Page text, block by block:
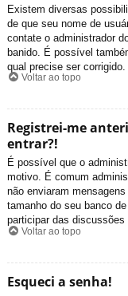
Existem diversas
de que seu nome de
contate o administrador
banido. É possível
qual precise ser corrigido.
Voltar ao topo
Registrei-me
entrar?!
É possível que o
motivo. É comum
não enviaram
tamanho do seu banco
participar das discussões
Voltar ao topo
Esqueci a senha!